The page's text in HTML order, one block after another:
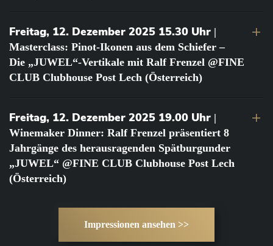
Freitag, 12. Dezember 2025 15.30 Uhr |
Masterclass: Pinot-Ikonen aus dem Schiefer –
Die „JUWEL“-Vertikale mit Ralf Frenzel @FINE
CLUB Clubhouse Post Lech (Österreich)
Freitag, 12. Dezember 2025 19.00 Uhr |
Winemaker Dinner: Ralf Frenzel präsentiert 8
Jahrgänge des herausragenden Spätburgunder
„JUWEL“ @FINE CLUB Clubhouse Post Lech
(Österreich)
Impressionen ansehen >>